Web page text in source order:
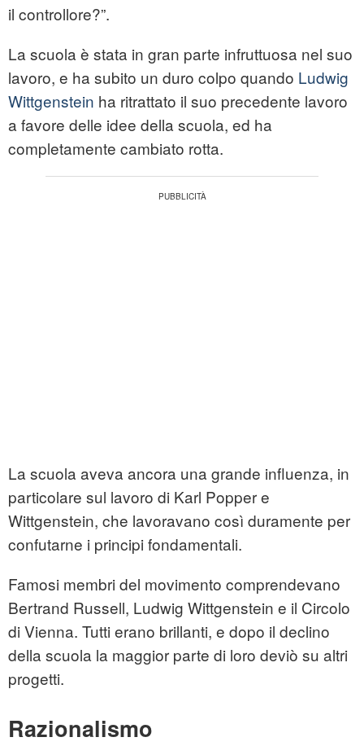
il controllore?”.
La scuola è stata in gran parte infruttuosa nel suo
lavoro, e ha subito un duro colpo quando Ludwig
Wittgenstein ha ritrattato il suo precedente lavoro
a favore delle idee della scuola, ed ha
completamente cambiato rotta.
La scuola aveva ancora una grande influenza, in
particolare sul lavoro di Karl Popper e
Wittgenstein, che lavoravano così duramente per
confutarne i principi fondamentali.
Famosi membri del movimento comprendevano
Bertrand Russell, Ludwig Wittgenstein e il Circolo
di Vienna. Tutti erano brillanti, e dopo il declino
della scuola la maggior parte di loro deviò su altri
progetti.
Razionalismo